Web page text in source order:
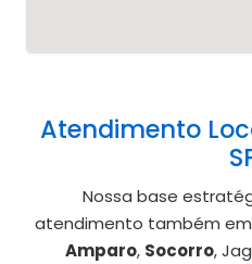
Atendimento
Nossa base
atendimento também
Amparo, Socorro,